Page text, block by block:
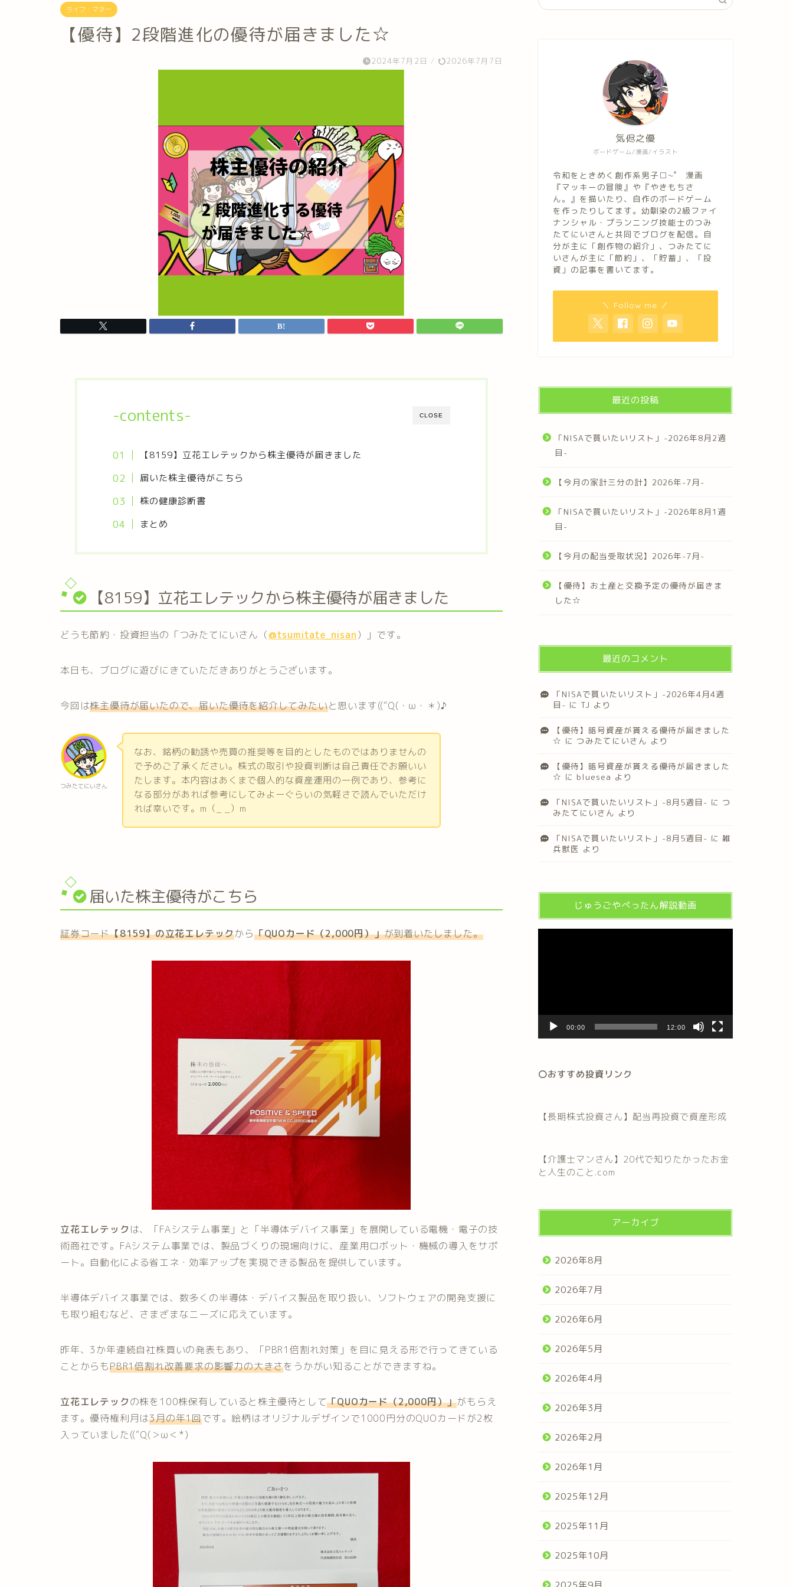
ライフ・マネー
【優待】2段階進化の優待が届きました☆
2024年7月2日 / 2026年7月7日
CLOSE
-contents-
【8159】立花エレテックから株主優待が届きました
届いた株主優待がこちら
株の健康診断書
まとめ
【8159】立花エレテックから株主優待が届きました
どうも節約・投資担当の「つみたてにいさん（@tsumitate_nisan）」です。
本日も、ブログに遊びにきていただきありがとうございます。
今回は株主優待が届いたので、届いた優待を紹介してみたいと思います((“Q(・ω・＊)♪
つみたてにいさん
なお、銘柄の勧誘や売買の推奨等を目的としたものではありませんの
で予めご了承ください。株式の取引や投資判断は自己責任でお願いい
たします。本内容はあくまで個人的な資産運用の一例であり、参考に
なる部分があれば参考にしてみよーぐらいの気軽さで読んでいただけ
れば幸いです。m（_ _）m
届いた株主優待がこちら
証券コード【8159】の立花エレテックから「QUOカード（2,000円）」が到着いたしました。
立花エレテック は、「FAシステム事業」と「半導体デバイス事業」を展開している電機・電子の技
術商社です。FAシステム事業では、製品づくりの現場向けに、産業用ロボット・機械の導入をサポ
ート。自動化による省エネ・効率アップを実現できる製品を提供しています。
半導体デバイス事業では、数多くの半導体・デバイス製品を取り扱い、ソフトウェアの開発支援に
も取り組むなど、さまざまなニーズに応えています。
昨年、3か年連続自社株買いの発表もあり、「PBR1倍割れ対策」を目に見える形で行ってきている
ことからもPBR1倍割れ改善要求の影響力の大きさをうかがい知ることができますね。
立花エレテックの株を100株保有していると株主優待として「QUOカード（2,000円）」がもらえ
ます。優待権利月は3月の年1回です。絵柄はオリジナルデザインで1000円分のQUOカードが2枚
入っていました((“Q(＞ω＜*)
ボードゲーム/漫画/イラスト
気侭之優
令和をときめく創作系男子□~゜ 漫画
『マッキーの冒険』や『やきもちさ
ん。』を描いたり、自作のボードゲーム
を作ったりしてます。幼馴染の2級ファイ
ナンシャル・プランニング技能士のつみ
たてにいさんと共同でブログを配信。自
分が主に「創作物の紹介」、つみたてに
いさんが主に「節約」、「貯蓄」、「投
資」の記事を書いてます。
＼ Follow me ／
最近の投稿
「NISAで買いたいリスト」-2026年8月2週
目-
【今月の家計三分の計】2026年-7月-
「NISAで買いたいリスト」-2026年8月1週
目-
【今月の配当受取状況】2026年-7月-
【優待】お土産と交換予定の優待が届きま
した☆
最近のコメント
「NISAで買いたいリスト」-2026年4月4週
目- に TJ より
【優待】暗号資産が貰える優待が届きました
☆ に つみたてにいさん より
【優待】暗号資産が貰える優待が届きました
☆ に bluesea より
「NISAで買いたいリスト」-8月5週目- に つ
みたてにいさん より
「NISAで買いたいリスト」-8月5週目- に 雑
兵獣医 より
じゅうごやぺったん解説動画
ー
00:00 12:00
〇おすすめ投資リンク
【長期株式投資さん】配当再投資で資産形成
【介護士マンさん】20代で知りたかったお金
と人生のこと.com
アーカイブ
2026年8月
2026年7月
2026年6月
2026年5月
2026年4月
2026年3月
2026年2月
2026年1月
2025年12月
2025年11月
2025年10月